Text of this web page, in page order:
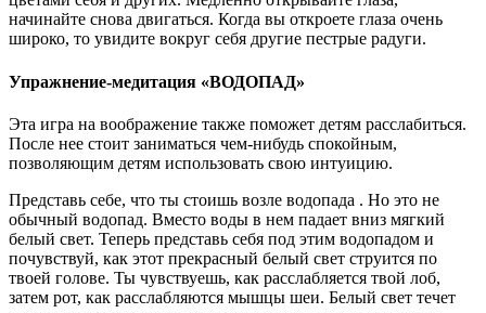
начинайте снова двигаться. Когда вы откроете глаза очень
широко, то увидите вокруг себя другие пестрые радуги.
Упражнение-медитация «ВОДОПАД»
Эта игра на воображение также поможет детям расслабиться.
После нее стоит заниматься чем-нибудь спокойным,
позволяющим детям использовать свою интуицию.
Представь себе, что ты стоишь возле водопада . Но это не
обычный водопад. Вместо воды в нем падает вниз мягкий
белый свет. Теперь представь себя под этим водопадом и
почувствуй, как этот прекрасный белый свет струится по
твоей голове. Ты чувствуешь, как расслабляется твой лоб,
затем рот, как расслабляются мышцы шеи. Белый свет течет